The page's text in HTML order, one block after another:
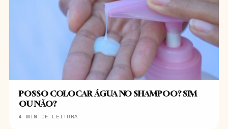
POSSO COLOCAR ÁGUA NO SHAMPOO? SIM
OU NÃO?
4 MIN DE LEITURA